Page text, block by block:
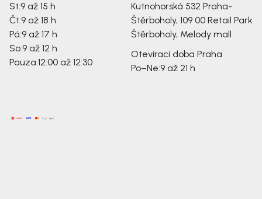
St:9 až 15 h
Čt:9 až 18 h
Pá:9 až 17 h
So:9 až 12 h
Pauza:12:00 až 12:30
Kutnohorská 532 Praha-
Štěrboholy, 109 00 Retail Park
Štěrboholy, Melody mall
Otevírací doba Praha
Po–Ne:9 až 21 h